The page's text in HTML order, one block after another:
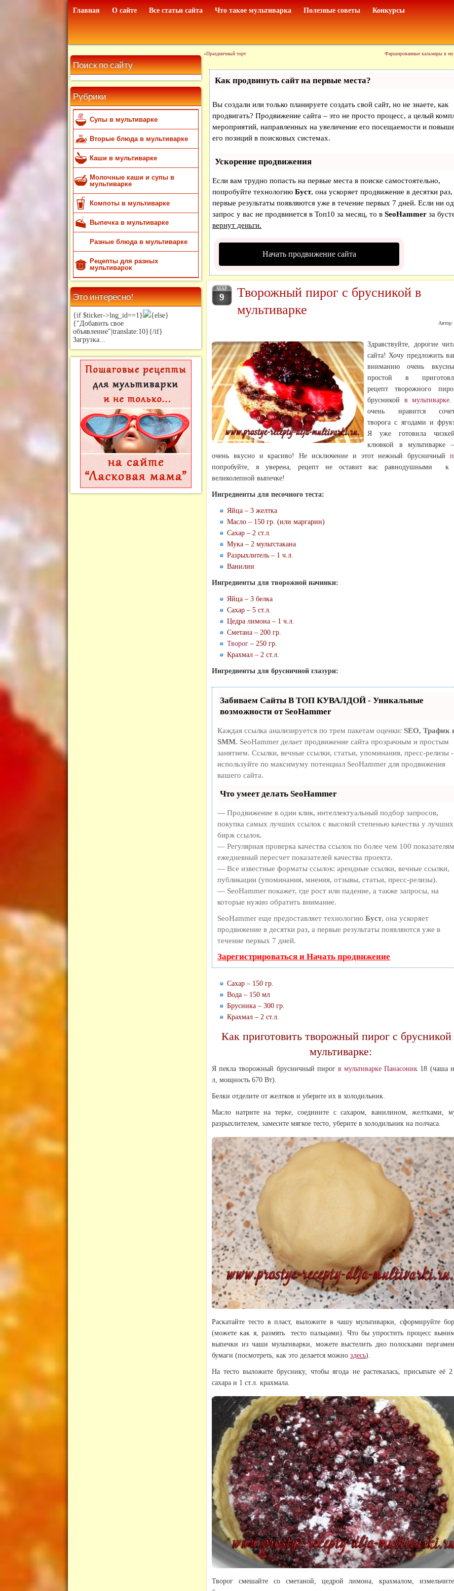
Главная О сайте Все статьи сайта Что такое мультиварка Полезные советы Конкурсы
Поиск по сайту
Рубрики
Супы в мультиварке
Вторые блюда в мультиварке
Каши в мультиварке
Молочные каши и супы в
мультиварке
Компоты в мультиварке
Выпечка в мультиварке
Разные блюда в мультиварке
Рецепты для разных
мультиварок
Это интересно!
{if $ticker->lng_id==1}
{else}
{"Добавить свое
объявление"|translate:10}{/if}
Загрузка...
«Праздничный торт Фаршированные кальмары в
Как продвинуть сайт на первые места?
Вы создали или только планируете создать свой сайт, но не знаете, как
продвигать? Продвижение сайта – это не просто процесс, а целый
мероприятий, направленных на увеличение его посещаемости и
его позиций в поисковых системах.
Ускорение продвижения
Если вам трудно попасть на первые места в поиске самостоятельно,
попробуйте технологиюБуст, она ускоряет продвижение в десятки раз,
первые результаты появляются уже в течение первых 7 дней. Если ни
запрос у вас не продвинется в Топ10 за месяц, то вSeoHammer за
вернут деньги.
Начать продвижение сайта
МАР
9
Творожный пирог с брусникой в
мультиварке
Автор:
Здравствуйте, дорогие
сайта! Хочу предложить
вниманию очень
простой в
рецепт творожного
брусникой в мультиварке.
очень нравится
творога с ягодами и
Я уже готовила
клювкой в мультиварке
очень вкусно и красиво! Не исключение и этот нежный брусничный
попробуйте, я уверена, рецепт не оставит вас равнодушными к
великолепной выпечке!
Ингредиенты для песочного теста:
Яйца – 3 желтка
Масло – 150 гр. (или маргарин)
Сахар – 2 ст.л.
Мука – 2 мультстакана
Разрыхлитель – 1 ч.л.
Ванилин
Ингредиенты для творожной начинки:
Яйца – 3 белка
Сахар – 5 ст.л.
Цедра лимона – 1 ч.л.
Сметана – 200 гр.
Творог – 250 гр.
Крахмал – 2 ст.л.
Ингредиенты для брусничной глазури:
Забиваем Сайты В ТОП КУВАЛДОЙ - Уникальные
возможности от SeoHammer
Каждая ссылка анализируется по трем пакетам оценки:SEO, Трафик
SMM. SeoHammer делает продвижение сайта прозрачным и простым
занятием. Ссылки, вечные ссылки, статьи, упоминания, пресс-релизы -
используйте по максимуму потенциал SeoHammer для продвижения
вашего сайта.
Что умеет делать SeoHammer
— Продвижение в один клик, интеллектуальный подбор запросов,
покупка самых лучших ссылок с высокой степенью качества у лучших
бирж ссылок.
— Регулярная проверка качества ссылок по более чем 100
ежедневный пересчет показателей качества проекта.
— Все известные форматы ссылок: арендные ссылки, вечные ссылки,
публикации (упоминания, мнения, отзывы, статьи, пресс-релизы).
— SeoHammer покажет, где рост или падение, а также запросы, на
которые нужно обратить внимание.
SeoHammer еще предоставляет технологиюБуст, она ускоряет
продвижение в десятки раз, а первые результаты появляются уже в
течение первых 7 дней.
Зарегистрироваться и Начать продвижение
Сахар – 150 гр.
Вода – 150 мл
Брусника – 300 гр.
Крахмал – 2 ст.л.
Как приготовить творожный пирог с брусникой
мультиварке:
Я пекла творожный брусничный пирог в мультиварке Панасоник 18 (чаша
л, мощность 670 Вт).
Белки отделите от желтков и уберите их в холодильник.
Масло натрите на терке, соедините с сахаром, ванилином, желтками,
разрыхлителем, замесите мягкое тесто, уберите в холодильник на полчаса.
Раскатайте тесто в пласт, выложите в чашу мультиварки, сформируйте
(можете как я, размять тесто пальцами). Что бы упростить процесс
выпечки из чаши мультиварки, можете выстелить дно полосками
бумаги (посмотреть, как это делается можно здесь).
На тесто выложите бруснику, чтобы ягода не растекалась, присыпьте её 2
сахара и 1 ст.л. крахмала.
Творог смешайте со сметаной, цедрой лимона, крахмалом,